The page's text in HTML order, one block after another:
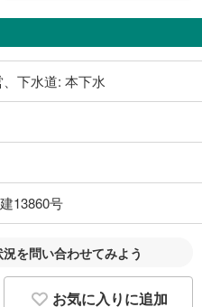
、下水道: 本下水
13860号
を問い合わせてみよう
お気に入りに追加